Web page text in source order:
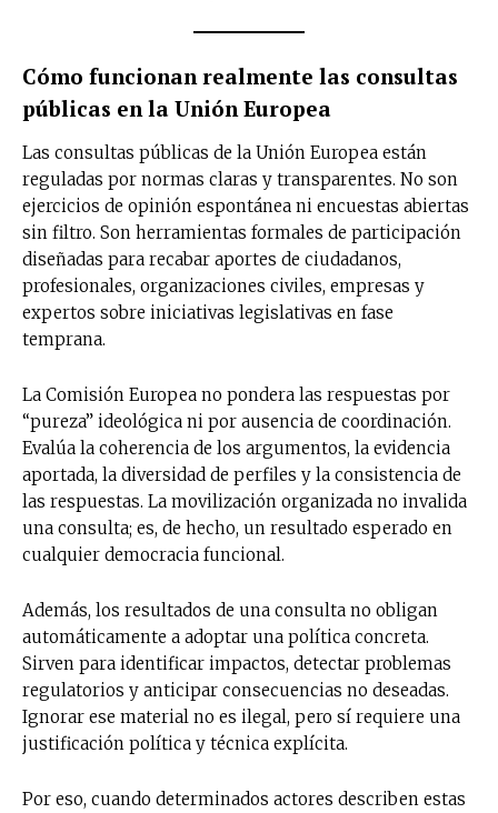
Cómo funcionan realmente las consultas
públicas en la Unión Europea
Las consultas públicas de la Unión Europea están
reguladas por normas claras y transparentes. No son
ejercicios de opinión espontánea ni encuestas abiertas
sin filtro. Son herramientas formales de participación
diseñadas para recabar aportes de ciudadanos,
profesionales, organizaciones civiles, empresas y
expertos sobre iniciativas legislativas en fase
temprana.
La Comisión Europea no pondera las respuestas por
“pureza” ideológica ni por ausencia de coordinación.
Evalúa la coherencia de los argumentos, la evidencia
aportada, la diversidad de perfiles y la consistencia de
las respuestas. La movilización organizada no invalida
una consulta; es, de hecho, un resultado esperado en
cualquier democracia funcional.
Además, los resultados de una consulta no obligan
automáticamente a adoptar una política concreta.
Sirven para identificar impactos, detectar problemas
regulatorios y anticipar consecuencias no deseadas.
Ignorar ese material no es ilegal, pero sí requiere una
justificación política y técnica explícita.
Por eso, cuando determinados actores describen estas